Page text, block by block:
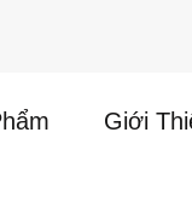
Giới